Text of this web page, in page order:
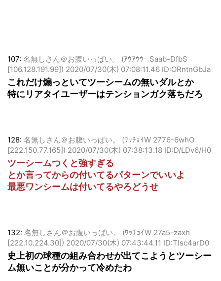
107: 名無しさん＠お腹いっぱい。 (ｱｳｱｳｳｰ Saab-DfbS
[106.128.191.99])
2020/07/30(木) 07:08:11.46 ID:ORntnGbJa
これだけ煽っといてツーシームの無いダルとか
特にリアタイユーザーはテンションガク落ちだろ
128: 名無しさん＠お腹いっぱい。 (ﾜｯﾁｮｲW 2776-6whO
[222.150.77.165])
2020/07/30(木) 07:38:13.18 ID:D/LDv6/H0
ツーシームつくと強すぎる
とか言ってからの付いてるパターンでいいよ
最悪ワンシームは付いてるやろどうせ
132: 名無しさん＠お腹いっぱい。 (ﾜｯﾁｮｲW 27a5-zaxh
[222.10.224.30])
2020/07/30(木) 07:43:44.11 ID:TIsc4arD0
史上初の球種の組み合わせが出てこようとツーシー
ム無いことが分かって冷めたわ